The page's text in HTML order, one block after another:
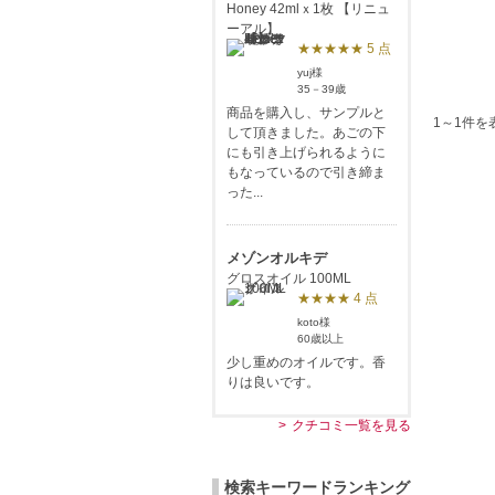
1～1件を
Honey 42mlｘ1枚 【リニュ
ーアル】
★★★★★ 5 点
yuj様
35－39歳
商品を購入し、サンプルと
して頂きました。あごの下
にも引き上げられるように
もなっているので引き締ま
った...
メゾンオルキデ
グロスオイル 100ML
★★★★ 4 点
koto様
60歳以上
少し重めのオイルです。香
りは良いです。
クチコミ一覧を見る
検索キーワードランキング